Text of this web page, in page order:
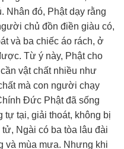
Nhân đó, Phật dạy rằng
chủ đồn điền giàu có,
và ba chiếc áo rách, ở
Từ ý này, Phật cho
vật chất nhiều như
mà con người chạy
Đức Phật đã sống
tự tại, giải thoát, không bị
tử, Ngài có ba tòa lâu đài
và mùa mưa. Nhưng khi